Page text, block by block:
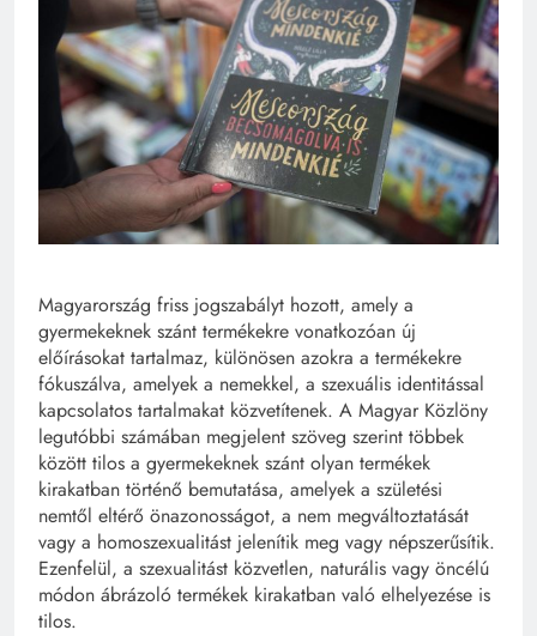
Magyarország friss jogszabályt hozott, amely a
gyermekeknek szánt termékekre vonatkozóan új
előírásokat tartalmaz, különösen azokra a termékekre
fókuszálva, amelyek a nemekkel, a szexuális identitással
kapcsolatos tartalmakat közvetítenek. A Magyar Közlöny
legutóbbi számában megjelent szöveg szerint többek
között tilos a gyermekeknek szánt olyan termékek
kirakatban történő bemutatása, amelyek a születési
nemtől eltérő önazonosságot, a nem megváltoztatását
vagy a homoszexualitást jelenítik meg vagy népszerűsítik.
Ezenfelül, a szexualitást közvetlen, naturális vagy öncélú
módon ábrázoló termékek kirakatban való elhelyezése is
tilos.